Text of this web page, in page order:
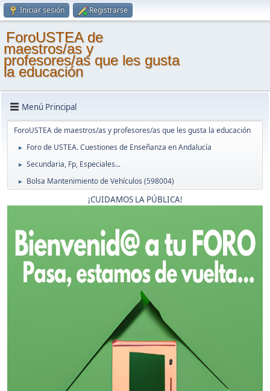
Iniciar sesión Registrarse
ForoUSTEA de
maestros/as y
profesores/as que les gusta
la educación
Menú Principal
ForoUSTEA de maestros/as y profesores/as que les gusta la educación
► Foro de USTEA. Cuestiones de Enseñanza en Andalucía
► Secundaria, Fp, Especiales...
► Bolsa Mantenimiento de Vehículos (598004)
¡CUIDAMOS LA PÚBLICA!